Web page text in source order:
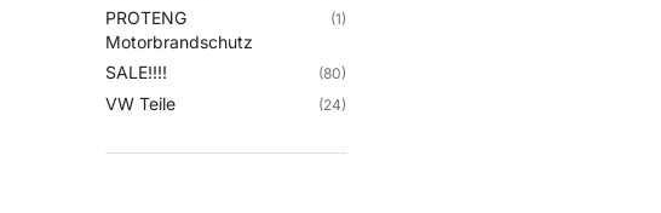
PROTENG
Motorbrandschutz
(1)
SALE!!!! (80)
VW Teile (24)